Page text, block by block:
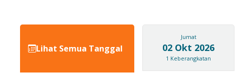
Lihat Semua Tanggal
Jumat
02 Okt 2026
1 Keberangkatan